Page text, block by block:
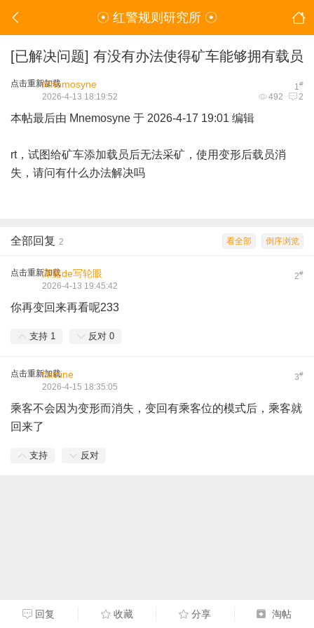
☉ 红警规则研究所 ☉
[已解决问题] 有没有办法使得矿车能够拥有载员
点击重新加载 1#
Mnemosyne
492 2
2026-4-13 18:19:52
本帖最后由 Mnemosyne 于 2026-4-17 19:01 编辑
rt，试图给矿车添加载员后无法采矿，使用变形后载员消
失，请问有什么办法解决吗
倒序浏览
看全部
全部回复 2
点击重新加载 2#
深蓝de写轮眼
2026-4-13 19:45:42
你再变回来再看呢233
支持 1 反对 0
点击重新加载 3#
flactine
2026-4-15 18:35:05
乘客不会因为变形而消失，变回有乘客位的模式后，乘客就
回来了
支持 反对
回复 收藏 分享 淘帖